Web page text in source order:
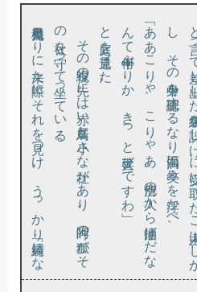
た
ご
の
を
り
、
「あ
あ
こ
り
ゃ
、
こ
り
ゃ
あ
。他所
の人
か
ら油揚
げ
だ
な
ん
て何十年
ぶ
り
か
、
き
っ
と大喜
び
で
す
わ」
と庭を見遣った。
そ
の視線
の先
に
は赤
い鳥居
と小
さ
な社
が
あ
り
、阿吽
の狐
が
そ
の社を守
っ
て坐
っ
て
い
る
。
先日見積も
り
に来
た際
に
そ
れ
を見
つ
け
、
う
っ
か
り「綺麗
に
な
っ
て
い
ま
す
ね」
と漏
ら
し
た
と
こ
ろ
、
こ
の
の周囲
の区画
は戦前
に
は神社
だ
っ
た
、
そ
れ
が区画整理
で別
の土地
に移
さ
た
の
だ
が
、
こ
の
お稲荷様
が
ど
う
に
も頑固
で
よ
そ
っ
て
く
れ
と言
っ
て
も頑
と
し
て聞
か
な
い
。
そ
で
そ
の社
と井戸
と
を残
し
、辺
り
の地主
だ
っ
た
ご主人
の家
で
を続
け
る
こ
と
に
な
っ
た
の
だ
と
、
そ
の由来
を伺
こ
と
が出来
た